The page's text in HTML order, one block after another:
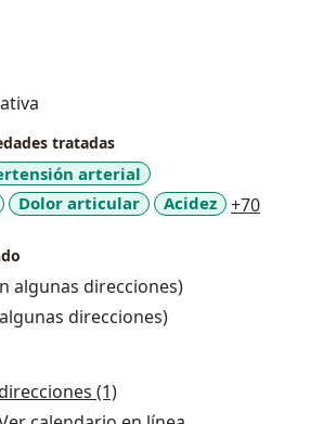
tratadas
arterial
Dolor articular Acidez +70
algunas direcciones)
direcciones)
(1)